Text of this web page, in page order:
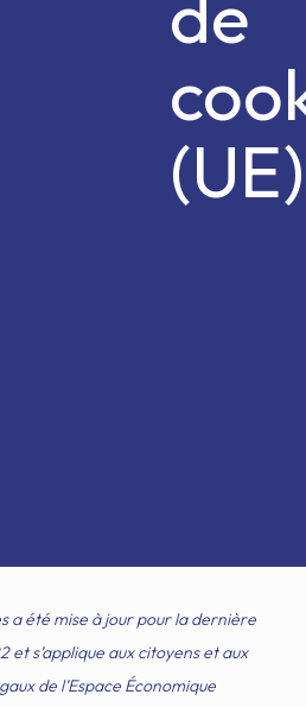
(UE)
a été mise à jour pour la dernière
et s’applique aux citoyens et aux
de l’Espace Économique